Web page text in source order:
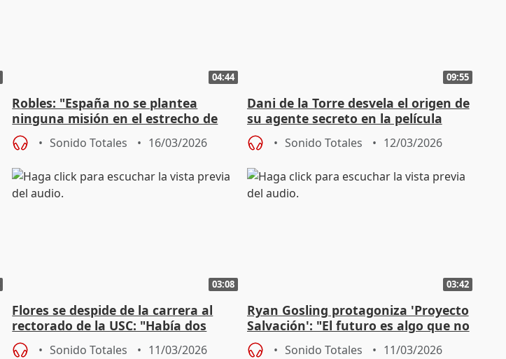
04:44
Robles: "España no se plantea
ninguna misión en el estrecho de
Ormuz"
Sonido Totales 16/03/2026
09:55
Dani de la Torre desvela el origen de
su agente secreto en la película
'Zeta'
Sonido Totales 12/03/2026
03:08
Flores se despide de la carrera al
rectorado de la USC: "Había dos
opciones, ganar o perder"
Sonido Totales 11/03/2026
03:42
Ryan Gosling protagoniza 'Proyecto
Salvación': "El futuro es algo que no
hay que temer"
Sonido Totales 11/03/2026